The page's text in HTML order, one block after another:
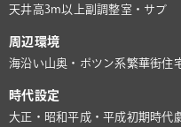
天井高3m以上副調整室・サブ
周辺環境
海沿い山奥・ポツン系繁華街住
時代設定
大正・昭和平成・平成初期時代